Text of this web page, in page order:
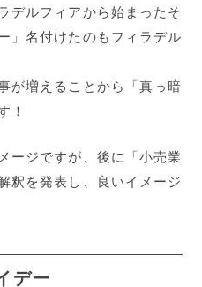
デルフィアから始まったそ
」名付けたのもフィラデル
が増えることから「真っ暗
！
ージですが、後に「小売業
釈を発表し、良いイメージ
デー